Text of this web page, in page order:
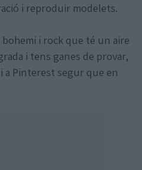
i reproduir modelets.
i rock que té un aire
i tens ganes de provar,
a Pinterest segur que en